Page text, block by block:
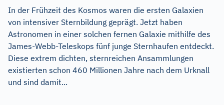
In der Frühzeit des Kosmos waren die ersten Galaxien
von intensiver Sternbildung geprägt. Jetzt haben
Astronomen in einer solchen fernen Galaxie mithilfe des
James-Webb-Teleskops fünf junge Sternhaufen entdeckt.
Diese extrem dichten, sternreichen Ansammlungen
existierten schon 460 Millionen Jahre nach dem Urknall
und sind damit...